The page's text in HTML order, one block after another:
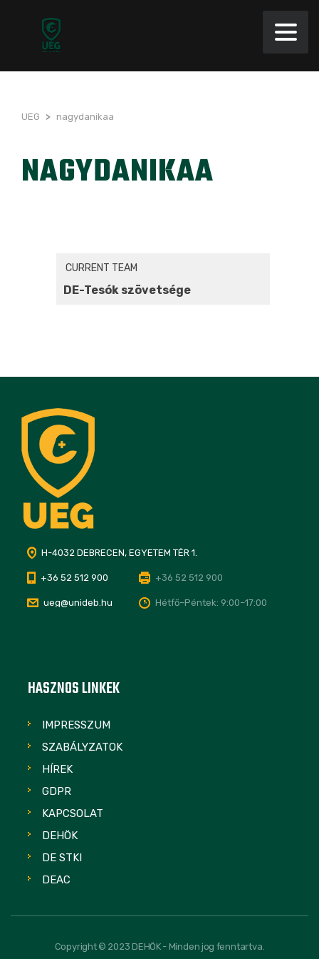
UEG > nagydanikaa
NAGYDANIKAA
CURRENT TEAM
DE-Tesók szövetsége
H-4032 DEBRECEN, EGYETEM TÉR 1.
+36 52 512 900 +36 52 512 900
ueg@unideb.hu Hétfő–Péntek: 9:00–17:00
HASZNOS LINKEK
IMPRESSZUM
SZABÁLYZATOK
HÍREK
GDPR
KAPCSOLAT
DEHÖK
DE STKI
DEAC
Copyright © 2023 DEHÖK - Minden jog fenntartva.